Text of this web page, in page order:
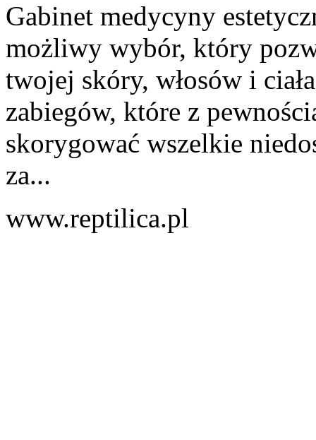
Gabinet medycyny
możliwy wybór, który
twojej skóry, włosów i
zabiegów, które z
skorygować wszelkie
za...
www.reptilica.pl